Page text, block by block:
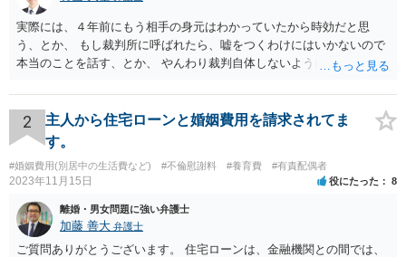
実際には、４年前にもう相手の身元はわかっていたから時効だと思
う、とか、 もし裁判所に呼ばれたら、嘘をつくわけにはいかないので
本当のことを話す、とか、 やんわり裁判自体しないように説得するの
2
主人から住宅ローンと婚姻費用を請求されてま
す。
#婚姻費用(別居中の生活費など) #不倫慰謝料 #養育費 #有責配偶者
2023年11月15日 役にたった 8
離婚・男女問題に強い弁護士
加藤 善大 弁護士
ご質問ありがとうございます。 住宅ローンは、金融機関との間では、